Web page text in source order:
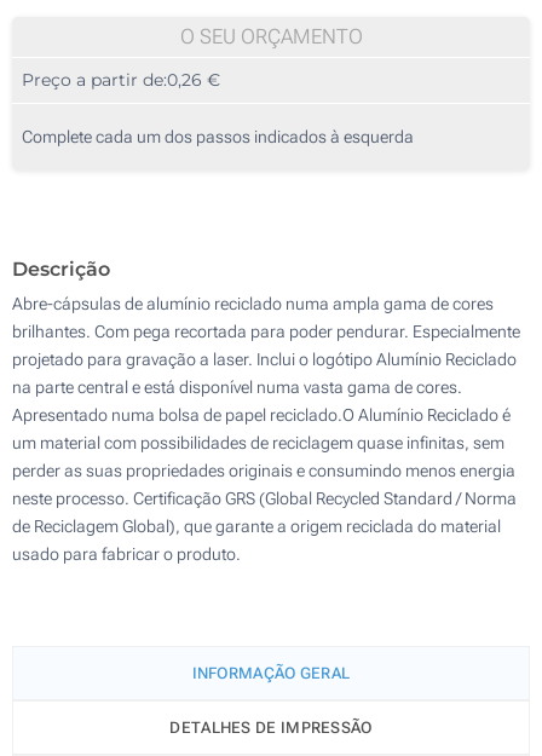
540
1350
Outra :
O SEU ORÇAMENTO
Preço a partir de:0,26 €
Complete cada um dos passos indicados à esquerda
Descrição
Abre-cápsulas de alumínio reciclado numa ampla gama de cores
brilhantes. Com pega recortada para poder pendurar. Especialmente
projetado para gravação a laser. Inclui o logótipo Alumínio Reciclado
na parte central e está disponível numa vasta gama de cores.
Apresentado numa bolsa de papel reciclado.O Alumínio Reciclado é
um material com possibilidades de reciclagem quase infinitas, sem
perder as suas propriedades originais e consumindo menos energia
neste processo. Certificação GRS (Global Recycled Standard / Norma
de Reciclagem Global), que garante a origem reciclada do material
usado para fabricar o produto.
INFORMAÇÃO GERAL
DETALHES DE IMPRESSÃO